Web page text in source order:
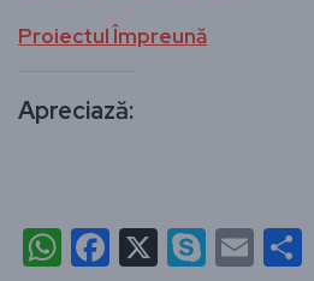
Proiectul Împreună
Apreciază:
WhatsApp
Facebook
X Skype